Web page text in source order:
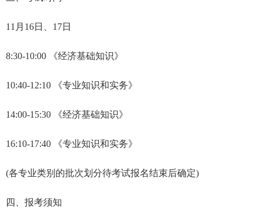
11月16日、17日
8:30-10:00 《经济基础知识》
10:40-12:10 《专业知识和实务》
14:00-15:30 《经济基础知识》
16:10-17:40 《专业知识和实务》
(各专业类别的批次划分待考试报名结束后确定)
四、报考须知